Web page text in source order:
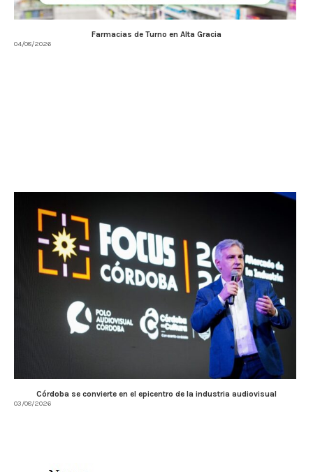
Farmacias de Turno en Alta Gracia
04/08/2026
Córdoba se convierte en el epicentro de la industria audiovisual
03/08/2026